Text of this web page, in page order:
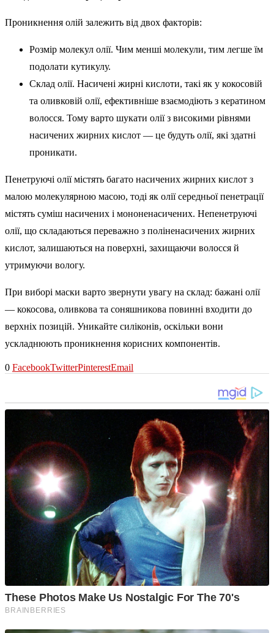
Проникнення олій залежить від двох факторів:
Розмір молекул олії. Чим менші молекули, тим легше їм
подолати кутикулу.
Склад олії. Насичені жирні кислоти, такі як у кокосовій
та оливковій олії, ефективніше взаємодіють з кератином
волосся. Тому варто шукати олії з високими рівнями
насичених жирних кислот — це будуть олії, які здатні
проникати.
Пенетруючі олії містять багато насичених жирних кислот з
малою молекулярною масою, тоді як олії середньої пенетрації
містять суміш насичених і мононенасичених. Непенетруючі
олії, що складаються переважно з поліненасичених жирних
кислот, залишаються на поверхні, захищаючи волосся й
утримуючи вологу.
При виборі маски варто звернути увагу на склад: бажані олії
— кокосова, оливкова та соняшникова повинні входити до
верхніх позицій. Уникайте силіконів, оскільки вони
ускладнюють проникнення корисних компонентів.
0 FacebookTwitterPinterestEmail